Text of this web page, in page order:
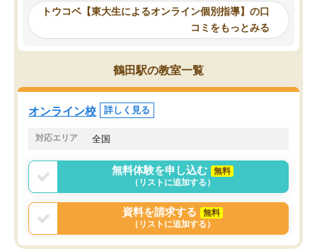
ーティングを行い、その講師で良いか
見てから講師を決定する事ができま
す。
うちの子は、初回面談の講師の方で決
オンラインツールを使用した単語帳の
共有があり宿題もそちらで出される形
でした。
言う事で講師変更の申し出があり、あ
まりに短期での変更だった為、塾に通
う事にして退会しました。遅れも取り
戻せ、授業内容や講師の方は良かった
と思います。
いなのがあり(有料)、受
ことをどんなスケジュー
くか相談したのですが、
ち期待したものではなく
くなってきたようなので
トウコベ【東大生によるオンライン個別指導】の口
コミをもっとみる
鶴田駅の教室一覧
オンライン校 詳しく見る
対応エリア 全国
無料体験を申し込む
無料
（リストに追加する）
資料を請求する
無料
（リストに追加する）